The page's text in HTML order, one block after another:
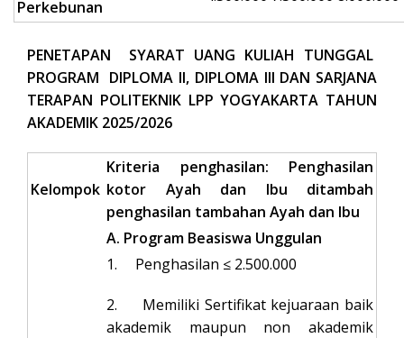
Perkebunan
PENETAPAN SYARAT UANG KULIAH TUNGGAL
PROGRAM DIPLOMA II, DIPLOMA III DAN SARJANA
TERAPAN POLITEKNIK LPP YOGYAKARTA TAHUN
AKADEMIK 2025/2026
Kelompok
Kriteria penghasilan: Penghasilan
kotor Ayah dan Ibu ditambah
penghasilan tambahan Ayah dan Ibu
A. Program Beasiswa Unggulan
1. Penghasilan ≤ 2.500.000
2. Memiliki Sertifikat kejuaraan baik
akademik maupun non akademik